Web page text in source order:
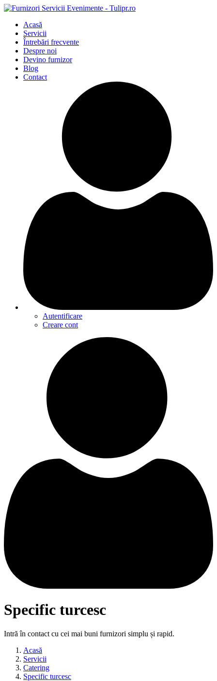
Acasă
Servicii
Întrebări frecvente
Despre noi
Devino furnizor
Blog
Contact
Autentificare
Creare cont
Specific turcesc
Intră în contact cu cei mai buni furnizori simplu și rapid.
Acasă
Servicii
Catering
Specific turcesc